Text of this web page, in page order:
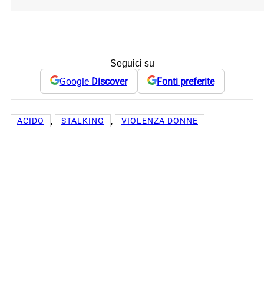
Seguici su
Google Discover Fonti preferite
ACIDO , STALKING , VIOLENZA DONNE